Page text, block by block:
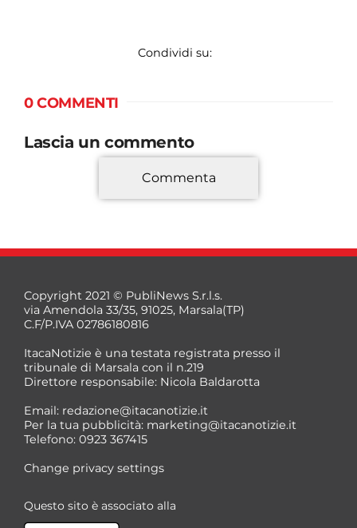
Condividi su:
0 COMMENTI
Lascia un commento
*
*
Commenta
Copyright 2021 © PubliNews S.r.l.s.
via Amendola 33/35, 91025, Marsala(TP)
C.F/P.IVA 02786180816
ItacaNotizie è una testata registrata presso il
tribunale di Marsala con il n.219
Direttore responsabile: Nicola Baldarotta
Email: redazione@itacanotizie.it
Per la tua pubblicità: marketing@itacanotizie.it
Telefono: 0923 367415
Change privacy settings
Questo sito è associato alla